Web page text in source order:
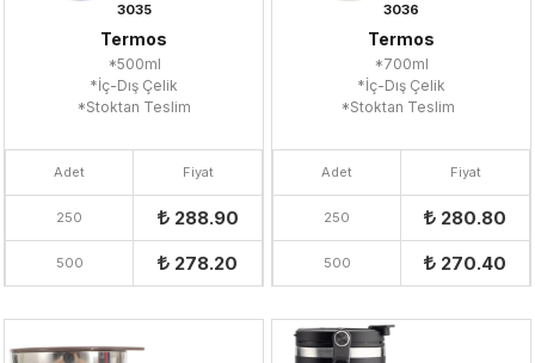
3035
Termos
*500ml
*İç-Dış Çelik
*Stoktan Teslim
Adet Fiyat
250 288.90
500 278.20
3036
Termos
*700ml
*İç-Dış Çelik
*Stoktan Teslim
Adet Fiyat
250 280.80
500 270.40